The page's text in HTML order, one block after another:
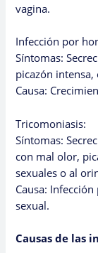
vagina.
Infección por
Síntomas:
picazón
Causa:
Tricomoniasis:
Síntomas:
con mal olor,
sexuales o al
Causa:
sexual.
Causas de las